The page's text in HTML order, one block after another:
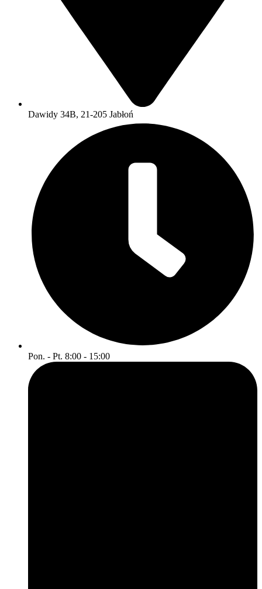
Dawidy 34B, 21-205 Jabłoń
Pon. - Pt. 8:00 - 15:00